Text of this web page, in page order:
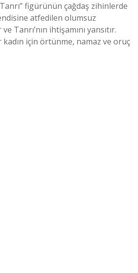
figürünün çağdaş zihinlerde
atfedilen olumsuz
Tanrı’nın ihtişamını yansıtır.
için örtünme, namaz ve oruç